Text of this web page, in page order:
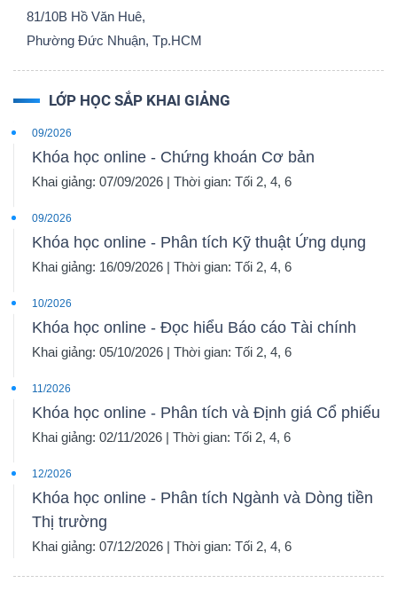
81/10B Hồ Văn Huê,
Phường Đức Nhuận, Tp.HCM
LỚP HỌC SẮP KHAI GIẢNG
09/2026
Khóa học online - Chứng khoán Cơ bản
Khai giảng: 07/09/2026 | Thời gian: Tối 2, 4, 6
09/2026
Khóa học online - Phân tích Kỹ thuật Ứng dụng
Khai giảng: 16/09/2026 | Thời gian: Tối 2, 4, 6
10/2026
Khóa học online - Đọc hiểu Báo cáo Tài chính
Khai giảng: 05/10/2026 | Thời gian: Tối 2, 4, 6
11/2026
Khóa học online - Phân tích và Định giá Cổ phiếu
Khai giảng: 02/11/2026 | Thời gian: Tối 2, 4, 6
12/2026
Khóa học online - Phân tích Ngành và Dòng tiền
Thị trường
Khai giảng: 07/12/2026 | Thời gian: Tối 2, 4, 6